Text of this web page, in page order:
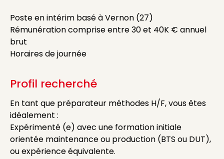
Poste en intérim basé à Vernon (27)
Rémunération comprise entre 30 et 40K € annuel
brut
Horaires de journée
Profil recherché
En tant que préparateur méthodes H/F, vous êtes
idéalement :
Expérimenté (e) avec une formation initiale
orientée maintenance ou production (BTS ou DUT),
ou expérience équivalente.